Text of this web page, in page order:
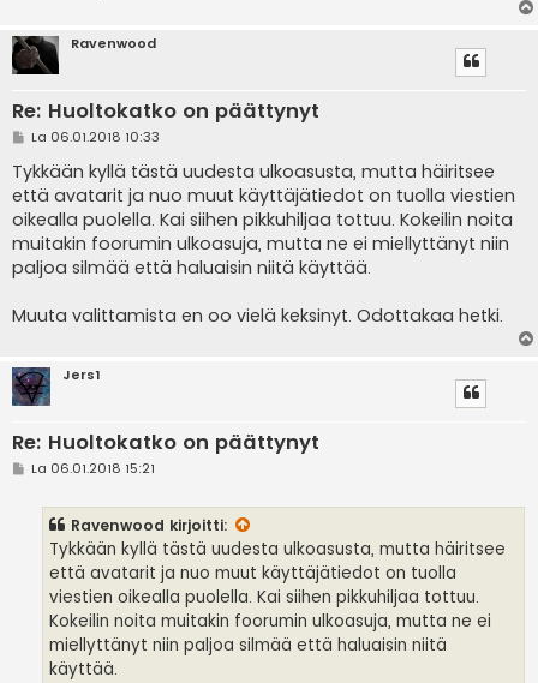
Ravenwood
Re: Huoltokatko on päättynyt
V
e
s
t
i
La 06.01.2018 10:33
Tykkään kyllä tästä uudesta ulkoasusta, mutta häiritsee
että avatarit ja nuo muut käyttäjätiedot on tuolla viestien
oikealla puolella. Kai siihen pikkuhiljaa tottuu. Kokeilin noita
muitakin foorumin ulkoasuja, mutta ne ei miellyttänyt niin
paljoa silmää että haluaisin niitä käyttää.
Muuta valittamista en oo vielä keksinyt. Odottakaa hetki.
Jers1
Re: Huoltokatko on päättynyt
VLa 06.01.2018 15:21
Ravenwood kirjoitti:
Tykkään kyllä tästä uudesta ulkoasusta, mutta häiritsee
että avatarit ja nuo muut käyttäjätiedot on tuolla
viestien oikealla puolella. Kai siihen pikkuhiljaa tottuu.
Kokeilin noita muitakin foorumin ulkoasuja, mutta ne ei
miellyttänyt niin paljoa silmää että haluaisin niitä
käyttää.